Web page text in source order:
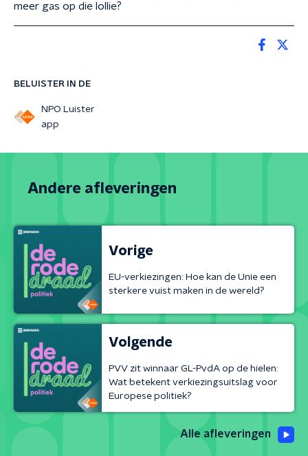
BELUISTER IN DE
NPO Luister
app
meer gas op die lollie?
Andere afleveringen
Vorige
EU-verkiezingen: Hoe kan de Unie een
sterkere vuist maken in de wereld?
Volgende
PVV zit winnaar GL-PvdA op de hielen:
Wat betekent verkiezingsuitslag voor
Europese politiek?
Alle afleveringen